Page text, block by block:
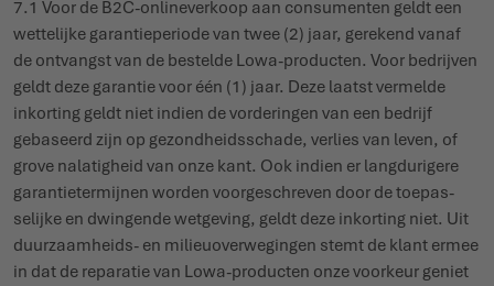
7.1 Voor de B2C-onli­ne­verkoop aan consu­menten geldt een
wettelijke garan­tie­periode van twee (2) jaar, gerekend vanaf
de ontvangst van de bestelde Lowa-producten. Voor bedrijven
geldt deze garantie voor één (1) jaar. Deze laatst vermelde
inkorting geldt niet indien de vorde­ringen van een bedrijf
gebaseerd zijn op gezond­heids­schade, verlies van leven, of
grove nala­tigheid van onze kant. Ook indien er lang­du­rigere
garan­tie­ter­mijnen worden voor­ge­schreven door de toepas­
selijke en dwingende wetgeving, geldt deze inkorting niet. Uit
duur­zaamheids- en mili­eu­over­we­gingen stemt de klant ermee
in dat de reparatie van Lowa-producten onze voorkeur geniet